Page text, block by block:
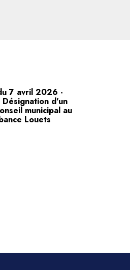
7 avril 2026 -
d'un
municipal au
Louets